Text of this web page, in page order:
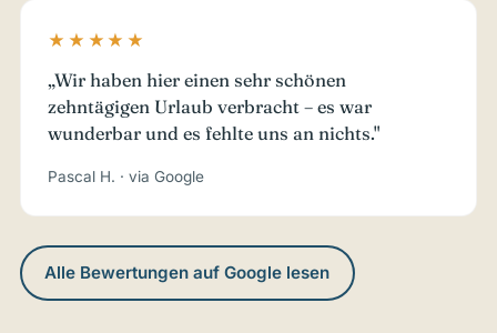
★★★★★
„Wir haben hier einen sehr schönen
zehntägigen Urlaub verbracht – es war
wunderbar und es fehlte uns an nichts."
Pascal H. · via Google
Alle Bewertungen auf Google lesen